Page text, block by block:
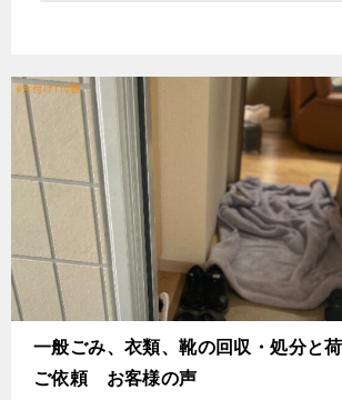
一般ごみ、衣類、靴の回収・処分と
ご依頼 お客様の声